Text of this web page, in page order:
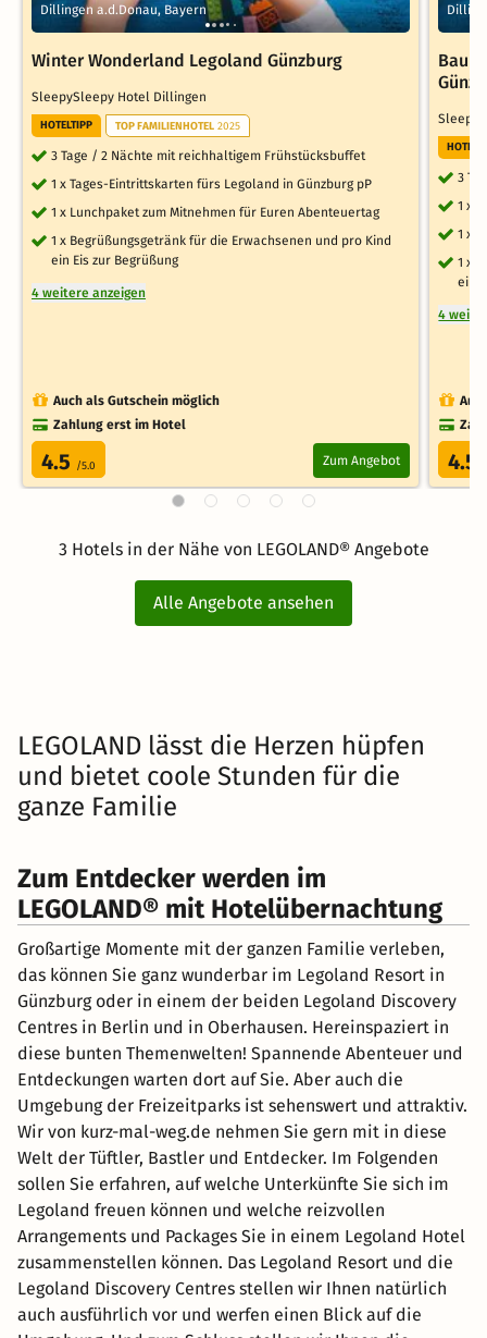
Dillingen a.d.Donau, Bayern
Winter Wonderland Legoland Günzburg
SleepySleepy Hotel Dillingen
HOTELTIPP TOP FAMILIENHOTEL 2025
3 Tage / 2 Nächte mit reichhaltigem Frühstücksbuffet
1 x Tages-Eintrittskarten fürs Legoland in Günzburg pP
1 x Lunchpaket zum Mitnehmen für Euren Abenteuertag
1 x Begrüßungsgetränk für die Erwachsenen und pro Kind
ein Eis zur Begrüßung
4 weitere anzeigen
Auch als Gutschein möglich
Zahlung erst im Hotel
4.5 /5.0 Zum Angebot
Bau
3
1 x
1 x
1 x
ein
4
4.5
3 Hotels in der Nähe von LEGOLAND® Angebote
Alle Angebote ansehen
LEGOLAND lässt die Herzen hüpfen
und bietet coole Stunden für die
ganze Familie
Zum Entdecker werden im
LEGOLAND® mit Hotelübernachtung
Großartige Momente mit der ganzen Familie verleben,
das können Sie ganz wunderbar im Legoland Resort in
Günzburg oder in einem der beiden Legoland Discovery
Centres in Berlin und in Oberhausen. Hereinspaziert in
diese bunten Themenwelten! Spannende Abenteuer und
Entdeckungen warten dort auf Sie. Aber auch die
Umgebung der Freizeitparks ist sehenswert und attraktiv.
Wir von kurz-mal-weg.de nehmen Sie gern mit in diese
Welt der Tüftler, Bastler und Entdecker. Im Folgenden
sollen Sie erfahren, auf welche Unterkünfte Sie sich im
Legoland freuen können und welche reizvollen
Arrangements und Packages Sie in einem Legoland Hotel
zusammenstellen können. Das Legoland Resort und die
Legoland Discovery Centres stellen wir Ihnen natürlich
auch ausführlich vor und werfen einen Blick auf die